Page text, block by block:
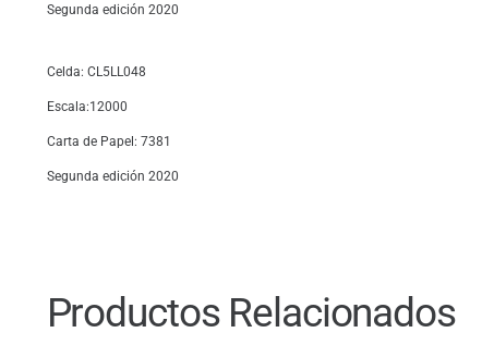
Segunda edición 2020
Celda: CL5LL048
Escala:12000
Carta de Papel: 7381
Segunda edición 2020
Productos Relacionados